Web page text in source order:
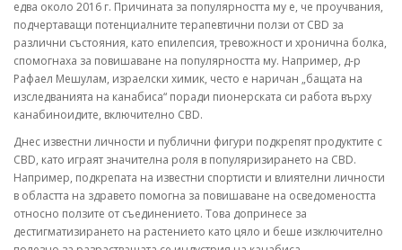
едва около 2016 г. Причината за популярността му е, че проучвания,
подчертаващи потенциалните терапевтични ползи от CBD за
различни състояния, като епилепсия, тревожност и хронична болка,
спомогнаха за повишаване на популярността му. Например, д-р
Рафаел Мешулам, израелски химик, често е наричан „бащата на
изследванията на канабиса“ поради пионерската си работа върху
канабиноидите, включително CBD.
Днес известни личности и публични фигури подкрепят продуктите с
CBD, като играят значителна роля в популяризирането на CBD.
Например, подкрепата на известни спортисти и влиятелни личности
в областта на здравето помогна за повишаване на осведомеността
относно ползите от съединението. Това допринесе за
дестигматизирането на растението като цяло и беше изключително